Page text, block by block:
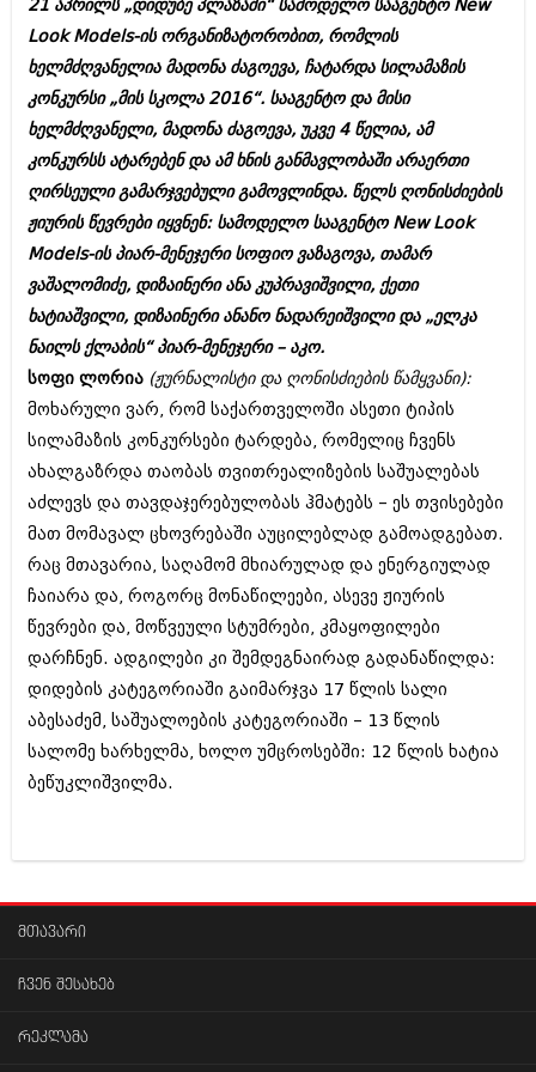
კულინარია
ავტორჩევები
ბელადები
ბიზნესსიახლეები
გვარები
თემიდას სასწორი
იუმორი
კალეიდოსკოპი
ჰოროსკოპი და შეუცნობელი
კრიმინალი
რომანი და დეტექტივი
სახალისო ამბები
შოუბიზნესი
დაიჯესტი
ქალი და მამაკაცი
ისტორია
სხვადასხვა
ანონსი
ივლისი 2018 (223)
აპრილი 2018 (194)
ბიზნესსიახლეები
გვარები
თემიდას სასწორი
იუმორი
კალეიდოსკოპი
ჰოროსკოპი და შეუცნობელი
კრიმინალი
რომანი და დეტექტივი
სახალისო ამბები
შოუბიზნესი
დაიჯესტი
ქალი და მამაკაცი
ისტორია
სხვადასხვა
ანონსი
არქივი
ნოემბერი 2020 (103)
21 აპრილს „დიდუბე პლაზაში“ სამოდელო სააგენტო New
Look Models-ის ორგანიზატორობით, რომლის
ხელმძღვანელია მადონა ძაგოევა, ჩატარდა სილამაზის
კონკურსი „მის სკოლა 2016“. სააგენტო და მისი
ხელმძღვანელი, მადონა ძაგოევა, უკვე 4 წელია, ამ
კონკურსს ატარებენ და ამ ხნის განმავლობაში არაერთი
ღირსეული გამარჯვებული გამოვლინდა. წელს ღონისძიების
ჟიურის წევრები იყვნენ: სამოდელო სააგენტო New Look
Models-ის პიარ-მენეჯერი სოფიო ვაზაგოვა, თამარ
ვაშალომიძე, დიზაინერი ანა კუპრავიშვილი, ქეთი
ხატიაშვილი, დიზაინერი ანანო ნადარეიშვილი და „ელკა
ნაილს ქლაბის“ პიარ-მენეჯერი – აკო.
სოფი ლორია (ჟურნალისტი და ღონისძიების წამყვანი):
მოხარული ვარ, რომ საქართველოში ასეთი ტიპის
სილამაზის კონკურსები ტარდება, რომელიც ჩვენს
ახალგაზრდა თაობას თვითრეალიზების საშუალებას
აძლევს და თავდაჯერებულობას ჰმატებს – ეს თვისებები
მათ მომავალ ცხოვრებაში აუცილებლად გამოადგებათ.
რაც მთავარია, საღამომ მხიარულად და ენერგიულად
ჩაიარა და, როგორც მონაწილეები, ასევე ჟიურის
წევრები და, მოწვეული სტუმრები, კმაყოფილები
დარჩნენ. ადგილები კი შემდეგნაირად გადანაწილდა:
დიდების კატეგორიაში გაიმარჯვა 17 წლის სალი
აბესაძემ, საშუალოების კატეგორიაში – 13 წლის
სალომე ხარხელმა, ხოლო უმცროსებში: 12 წლის ხატია
ბეწუკლიშვილმა.
მთავარი
ჩვენ შესახებ
რეკლამა